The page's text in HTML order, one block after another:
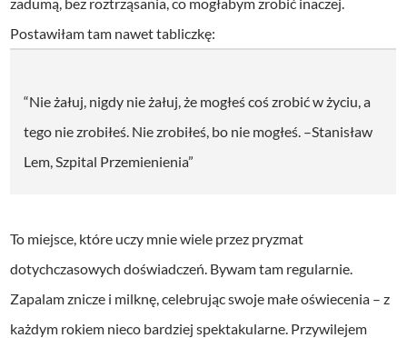
Postawiłam tam nawet tabliczkę:
“Nie żałuj, nigdy nie żałuj, że mogłeś coś zrobić w życiu, a
tego nie zrobiłeś. Nie zrobiłeś, bo nie mogłeś. –Stanisław
Lem, Szpital Przemienienia”
To miejsce, które uczy mnie wiele przez pryzmat
dotychczasowych doświadczeń. Bywam tam regularnie.
Zapalam znicze i milknę, celebrując swoje małe oświecenia – z
każdym rokiem nieco bardziej spektakularne. Przywilejem